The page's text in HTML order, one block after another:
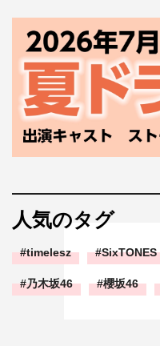
人気のタグ
timelesz SixTONES
乃木坂46 櫻坂46